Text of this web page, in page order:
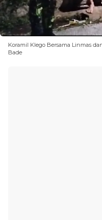
Koramil Klego Bersama Linmas
Bade